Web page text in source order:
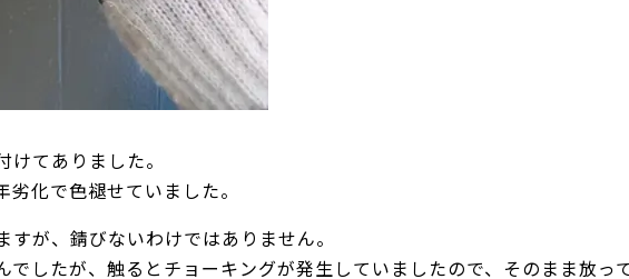
てありました。
化で色褪せていました。
が、錆びないわけではありません。
でしたが、触るとチョーキングが発生していましたので、そのまま放っ